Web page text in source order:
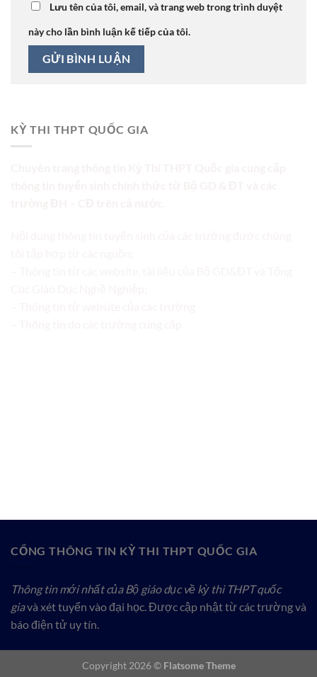
Lưu tên của tôi, email, và trang web trong trình duyệt
này cho lần bình luận kế tiếp của tôi.
KỲ THI THPT QUỐC GIA
CỔNG THÔNG TIN KỲ THI THPT QUỐC GIA
Thông tin mới nhất của Bộ giáo dục về kỳ thi THPT quốc
giavà xét tuyển vào đại học. Được cập nhật từ các trường và
báo điện tử uy tín.
Copyright 2026 © Flatsome Theme